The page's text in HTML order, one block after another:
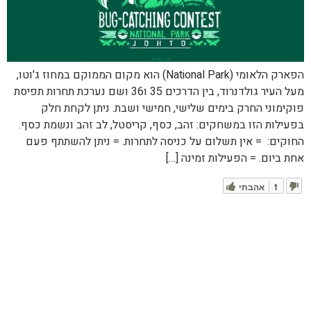
הפארק הלאומי (National Park) הוא מקום הממוקם במחוז ג'וטו,
מעל העיר גולדנרוד, בין הדרכים 35 ו36 ושם נערכת תחרות תפיסת
פוקימוני החרק בימים שלישי, חמישי ושבת. ניתן לקחת חלק
בפעילות הזו במשחקים: זהב, כסף, קריסטל, לב זהב ונשמת כסף.
החוקים: = אין תשלום על כניסה לתחרות. = ניתן להשתתף פעם
אחת ביום. = הפעילות זמינה […]
אהבתי 1